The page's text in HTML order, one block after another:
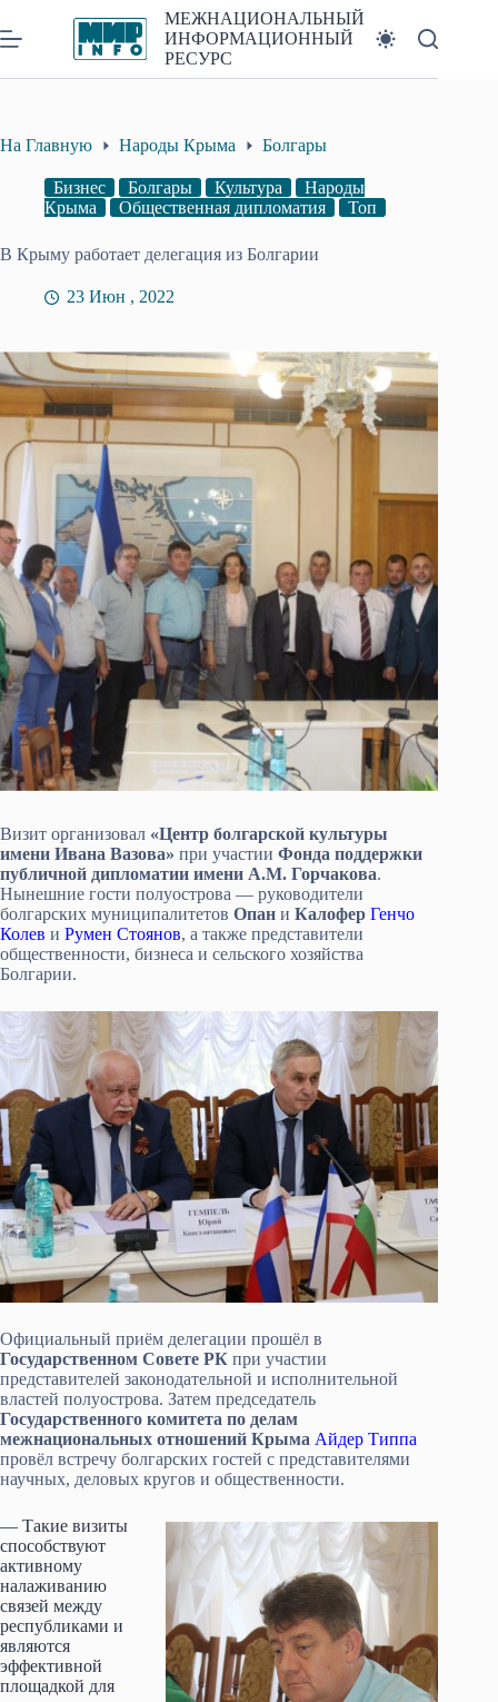
к
сути
МЕЖНАЦИОНАЛЬНЫЙ
ИНФОРМАЦИОННЫЙ
РЕСУРС
На Главную Народы Крыма Болгары
Бизнес Болгары Культура
Народы
Крыма
Общественная дипломатия Топ
В Крыму работает делегация из Болгарии
23 Июн , 2022
Визит организовал «Центр болгарской культуры
имени Ивана Вазова» при участии Фонда поддержки
публичной дипломатии имени А.М. Горчакова.
Нынешние гости полуострова — руководители
болгарских муниципалитетов Опан и Калофер Генчо
Колев и Румен Стоянов, а также представители
общественности, бизнеса и сельского хозяйства
Болгарии.
Официальный приём делегации прошёл в
Государственном Совете РК при участии
представителей законодательной и исполнительной
властей полуострова. Затем председатель
Государственного комитета по делам
межнациональных отношений Крыма Айдер Типпа
провёл встречу болгарских гостей с представителями
научных, деловых кругов и общественности.
— Такие визиты
способствуют
активному
налаживанию
связей между
республиками и
являются
эффективной
площадкой для